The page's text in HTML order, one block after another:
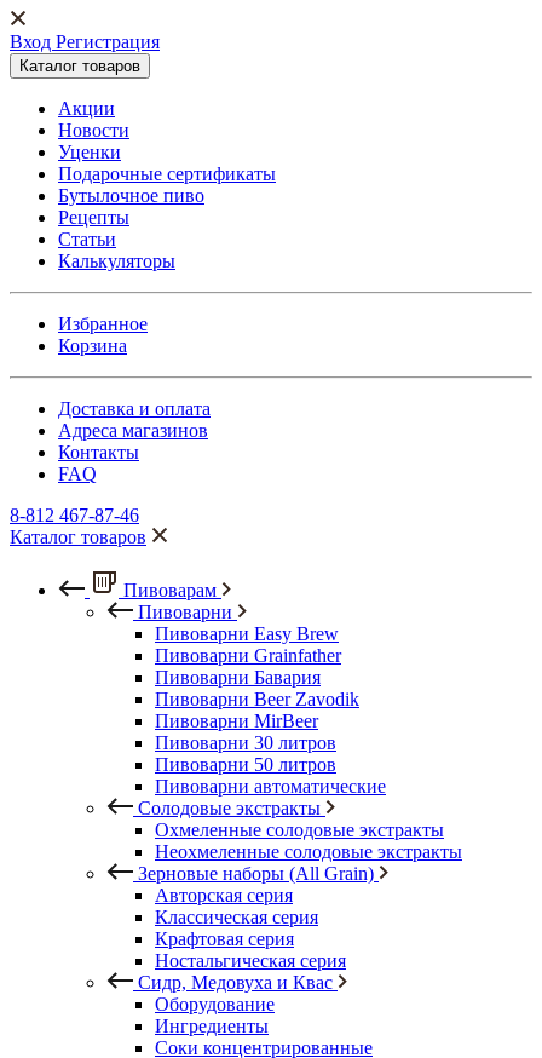
Вход Регистрация
Каталог товаров
Акции
Новости
Уценки
Подарочные сертификаты
Бутылочное пиво
Рецепты
Статьи
Калькуляторы
Избранное
Корзина
Доставка и оплата
Адреса магазинов
Контакты
FAQ
8-812 467-87-46
Каталог товаров
Пивоварам
Пивоварни
Пивоварни Easy Brew
Пивоварни Grainfather
Пивоварни Бавария
Пивоварни Beer Zavodik
Пивоварни MirBeer
Пивоварни 30 литров
Пивоварни 50 литров
Пивоварни автоматические
Солодовые экстракты
Охмеленные солодовые экстракты
Неохмеленные солодовые экстракты
Зерновые наборы (All Grain)
Авторская серия
Классическая серия
Крафтовая серия
Ностальгическая серия
Сидр, Медовуха и Квас
Оборудование
Ингредиенты
Соки концентрированные